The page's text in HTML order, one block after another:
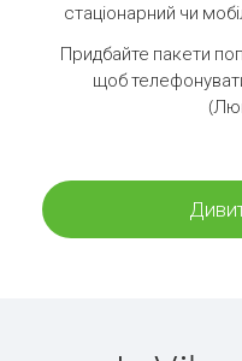
стаціонарний чи
Придбайте пакети
щоб